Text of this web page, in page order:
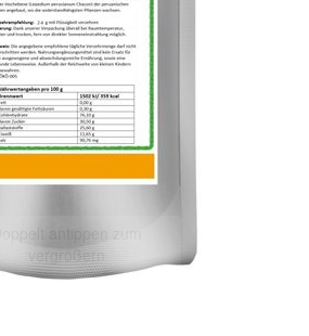
Doppelt antippen zum
vergrößern